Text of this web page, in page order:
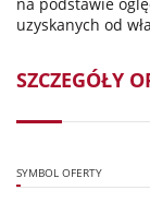
uzyskanych od
SZCZEGÓŁY
SYMBOL OFERTY